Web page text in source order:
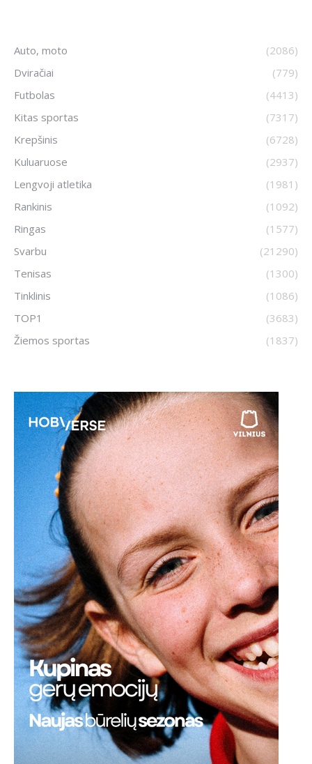
Auto, moto
(2086)
Dviračiai
(779)
Futbolas
(4413)
Kitas sportas
(7317)
Krepšinis
(6728)
Kuluaruose
(2937)
Lengvoji atletika
(1981)
Rankinis
(1092)
Ringas
(1577)
Svarbu
(21290)
Tenisas
(1300)
Tinklinis
(1086)
TOP1
(3683)
Žiemos sportas
(1837)